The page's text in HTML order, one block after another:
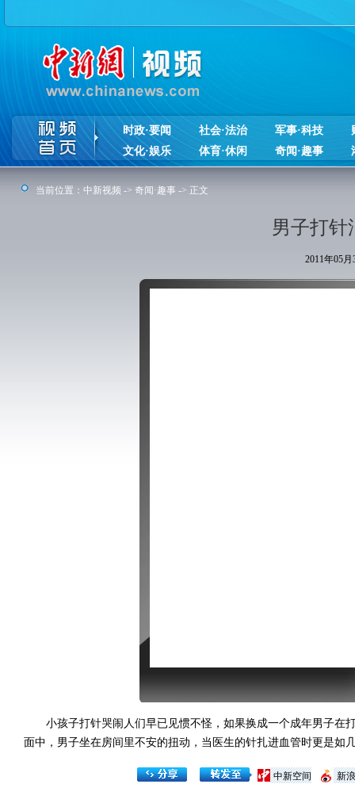
时政·要闻 社会·法治 军事·科技
文化·娱乐
体育·休闲 奇闻·趣事
当前位置： 中新视频 -> 奇闻·趣事 -> 正文
男子打针
2011年05
小孩子打针哭闹人们早已见惯不怪，如果换成一个成年男子在
面中，男子坐在房间里不安的扭动，当医生的针扎进血管时更是如
新
中新空间